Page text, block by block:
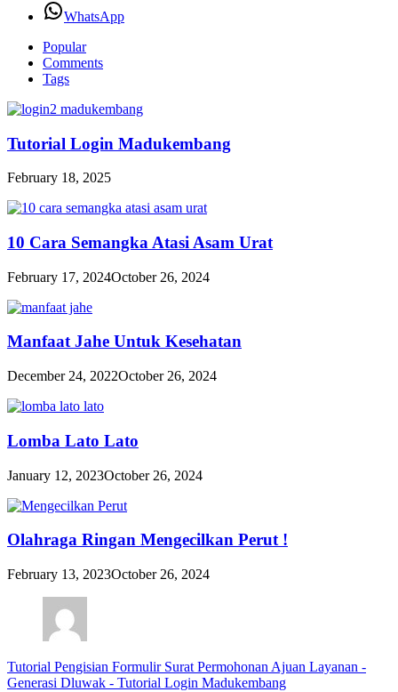
WhatsApp
Popular
Comments
Tags
Tutorial Login Madukembang
February 18, 2025
10 Cara Semangka Atasi Asam Urat
February 17, 2024October 26, 2024
Manfaat Jahe Untuk Kesehatan
December 24, 2022October 26, 2024
Lomba Lato Lato
January 12, 2023October 26, 2024
Olahraga Ringan Mengecilkan Perut !
February 13, 2023October 26, 2024
Tutorial Pengisian Formulir Surat Permohonan Ajuan Layanan -
Generasi Dluwak - Tutorial Login Madukembang